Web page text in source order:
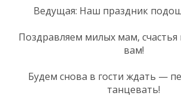
Ведущая: Наш праздник
Поздравляем милых мам,
вам!
Будем снова в гости ждать —
танцевать!